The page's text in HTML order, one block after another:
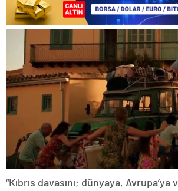
“Kıbrıs davasını; dünyaya,